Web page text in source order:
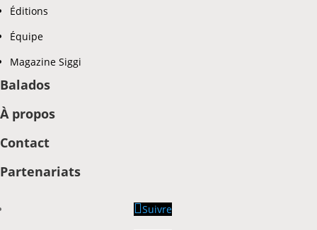
Éditions
Équipe
Magazine Siggi
Balados
À propos
Contact
Partenariats
Suivre